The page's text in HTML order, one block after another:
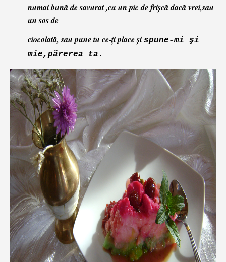
numai bună de savurat ,cu un pic de frişcă dacă vrei,sau
un sos de
ciocolată,sau pune tu ce-ţi place şi spune-mi şi
mie,părerea ta.